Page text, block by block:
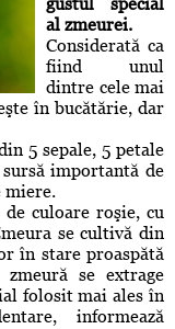
gustul special
al zmeurei.
Considerată ca
fiind unul
dintre cele mai
în bucătărie, dar
5 sepale, 5 petale
importantă de
miere.
de culoare roşie, cu
se cultivă din
în stare proaspătă
se extrage
folosit mai ales în
informează